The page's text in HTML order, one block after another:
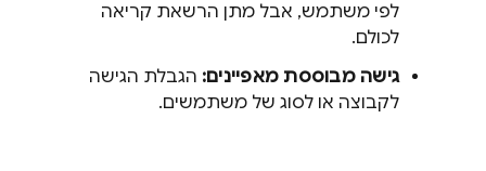
לפי משתמש, אבל מתן הרשאת קריאה
לכולם.
גישה מבוססת מאפיינים: הגבלת הגישה
לקבוצה או לסוג של משתמשים.